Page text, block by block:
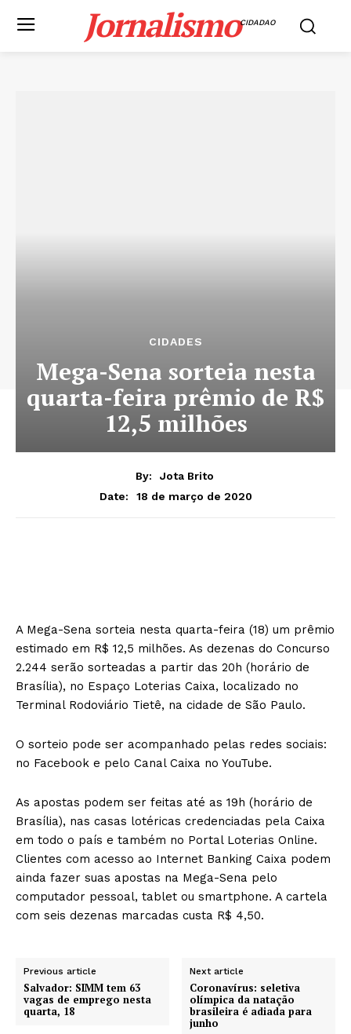
JornalismoCIDADAO
CIDADES
Mega-Sena sorteia nesta
quarta-feira prêmio de R$
12,5 milhões
By:
Jota Brito
Date:
18 de março de 2020
A Mega-Sena sorteia nesta quarta-feira (18) um prêmio
estimado em R$ 12,5 milhões. As dezenas do Concurso
2.244 serão sorteadas a partir das 20h (horário de
Brasília), no Espaço Loterias Caixa, localizado no
Terminal Rodoviário Tietê, na cidade de São Paulo.
O sorteio pode ser acompanhado pelas redes sociais:
no Facebook e pelo Canal Caixa no YouTube.
As apostas podem ser feitas até as 19h (horário de
Brasília), nas casas lotéricas credenciadas pela Caixa
em todo o país e também no Portal Loterias Online.
Clientes com acesso ao Internet Banking Caixa podem
ainda fazer suas apostas na Mega-Sena pelo
computador pessoal, tablet ou smartphone. A cartela
com seis dezenas marcadas custa R$ 4,50.
Previous article
Salvador: SIMM tem 63
vagas de emprego nesta
quarta, 18
Next article
Coronavírus: seletiva
olímpica da natação
brasileira é adiada para
junho